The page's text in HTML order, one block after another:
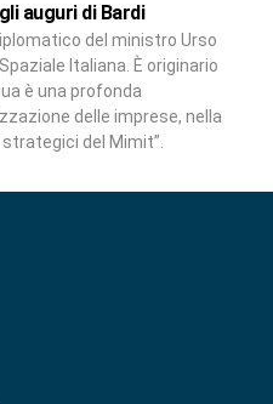
auguri di Bardi
del ministro Urso
Italiana. È originario
è una profonda
delle imprese, nella
del Mimit”.